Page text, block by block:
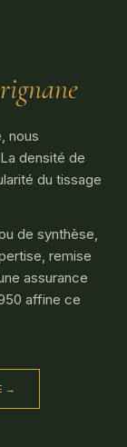
nous
densité de
du tissage
de synthèse,
remise
assurance
affine ce
→